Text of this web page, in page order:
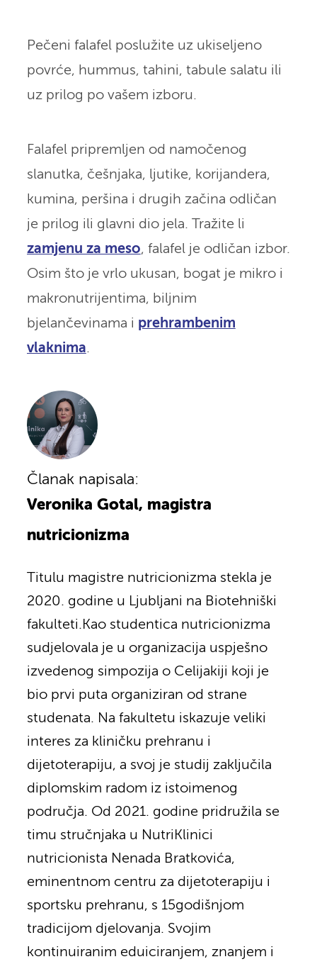
Pečeni falafel poslužite uz ukiseljeno
povrće, hummus, tahini, tabule salatu ili
uz prilog po vašem izboru.
Falafel pripremljen od namočenog
slanutka, češnjaka, ljutike, korijandera,
kumina, peršina i drugih začina odličan
je prilog ili glavni dio jela. Tražite li
zamjenu za meso, falafel je odličan izbor.
Osim što je vrlo ukusan, bogat je mikro i
makronutrijentima, biljnim
bjelančevinama i prehrambenim
vlaknima.
Članak napisala:
Veronika Gotal, magistra
nutricionizma
Titulu magistre nutricionizma stekla je
2020. godine u Ljubljani na Biotehniški
fakulteti.Kao studentica nutricionizma
sudjelovala je u organizacija uspješno
izvedenog simpozija o Celijakiji koji je
bio prvi puta organiziran od strane
studenata. Na fakultetu iskazuje veliki
interes za kliničku prehranu i
dijetoterapiju, a svoj je studij zaključila
diplomskim radom iz istoimenog
područja. Od 2021. godine pridružila se
timu stručnjaka u NutriKlinici
nutricionista Nenada Bratkovića,
eminentnom centru za dijetoterapiju i
sportsku prehranu, s 15godišnjom
tradicijom djelovanja. Svojim
kontinuiranim eduiciranjem, znanjem i